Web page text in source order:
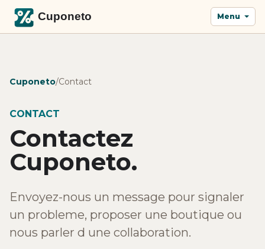
Menu
Cuponeto/Contact
CONTACT
Contactez
Cuponeto.
Envoyez-nous un message pour signaler
un probleme, proposer une boutique ou
nous parler d une collaboration.